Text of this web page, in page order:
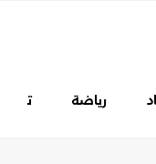
رياضة